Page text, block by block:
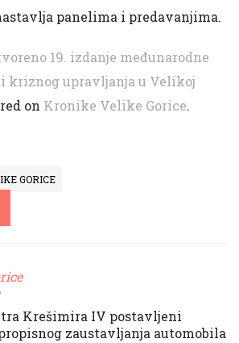
panelima i predavanjima.
19. izdanje međunarodne
kriznog upravljanja u Velikoj
on Kronike Velike Gorice.
GORICE
Krešimira IV postavljeni
zaustavljanja automobila